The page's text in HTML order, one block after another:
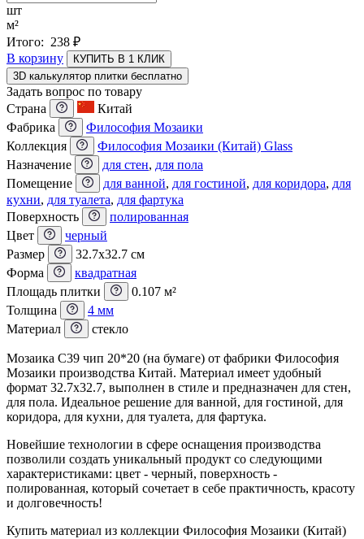
шт
м²
Итого: 238 ₽
В корзину
КУПИТЬ В 1 КЛИК
3D калькулятор плитки бесплатно
Задать вопрос по товару
Страна
Китай
Фабрика
Философия Мозаики
Коллекция
Философия Мозаики (Китай) Glass
Назначение
для стен, для пола
Помещение
для ванной, для гостиной, для коридора, для
кухни, для туалета, для фартука
Поверхность
полированная
Цвет
черный
Размер
32.7x32.7 см
Форма
квадратная
Площадь плитки
0.107 м²
Толщина
4 мм
Материал
стекло
Мозаика C39 чип 20*20 (на бумаге) от фабрики Философия
Мозаики производства Китай. Материал имеет удобный
формат 32.7x32.7, выполнен в стиле и предназначен для стен,
для пола. Идеальное решение для ванной, для гостиной, для
коридора, для кухни, для туалета, для фартука.
Новейшие технологии в сфере оснащения производства
позволили создать уникальный продукт со следующими
характеристиками: цвет - черный, поверхность -
полированная, который сочетает в себе практичность, красоту
и долговечность!
Купить материал из коллекции Философия Мозаики (Китай)